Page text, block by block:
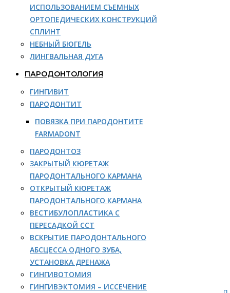
ИСПОЛЬЗОВАНИЕМ СЪЕМНЫХ
ОРТОПЕДИЧЕСКИХ КОНСТРУКЦИЙ
СПЛИНТ
НЕБНЫЙ БЮГЕЛЬ
ЛИНГВАЛЬНАЯ ДУГА
ПАРОДОНТОЛОГИЯ
ГИНГИВИТ
ПАРОДОНТИТ
ПОВЯЗКА ПРИ ПАРОДОНТИТЕ
FARMADONT
ПАРОДОНТОЗ
ЗАКРЫТЫЙ КЮРЕТАЖ
ПАРОДОНТАЛЬНОГО КАРМАНА
ОТКРЫТЫЙ КЮРЕТАЖ
ПАРОДОНТАЛЬНОГО КАРМАНА
ВЕСТИБУЛОПЛАСТИКА С
ПЕРЕСАДКОЙ ССТ
ВСКРЫТИЕ ПАРОДОНТАЛЬНОГО
АБСЦЕССА ОДНОГО ЗУБА,
УСТАНОВКА ДРЕНАЖА
ГИНГИВОТОМИЯ
ГИНГИВЭКТОМИЯ – ИССЕЧЕНИЕ